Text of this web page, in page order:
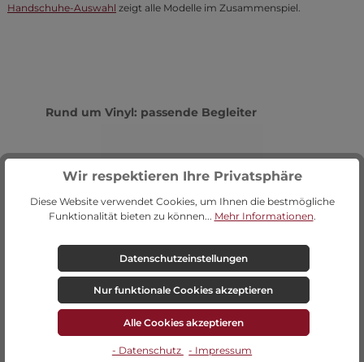
Handschuhe-Auswahl zeigt alle Modelle im Zusammenspiel.
Produktgalerie überspringen
Rund um Vinyl: passende Begleiter
MaiMed® vinyl PF - 100er Box
Wir respektieren Ihre Privatsphäre
Diese Website verwendet Cookies, um Ihnen die bestmögliche
Funktionalität bieten zu können... Mehr Informationen.
Datenschutzeinstellungen
Nur funktionale Cookies akzeptieren
Alle Cookies akzeptieren
- Datenschutz - Impressum